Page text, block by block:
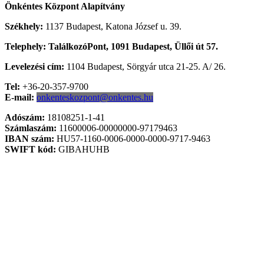
Önkéntes Központ Alapítvány
Székhely: 1137 Budapest, Katona József u. 39.
Telephely: TalálkozóPont, 1091 Budapest, Üllői út 57.
Levelezési cím: 1104 Budapest, Sörgyár utca 21-25. A/ 26.
Tel: +36-20-357-9700
E-mail: onkenteskozpont@onkentes.hu
Adószám: 18108251-1-41
Számlaszám: 11600006-00000000-97179463
IBAN szám: HU57-1160-0006-0000-0000-9717-9463
SWIFT kód: GIBAHUHB